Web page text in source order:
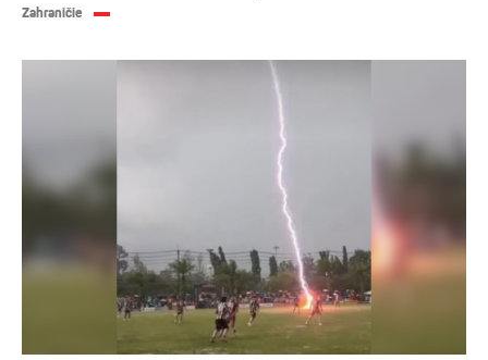
Zahraničie